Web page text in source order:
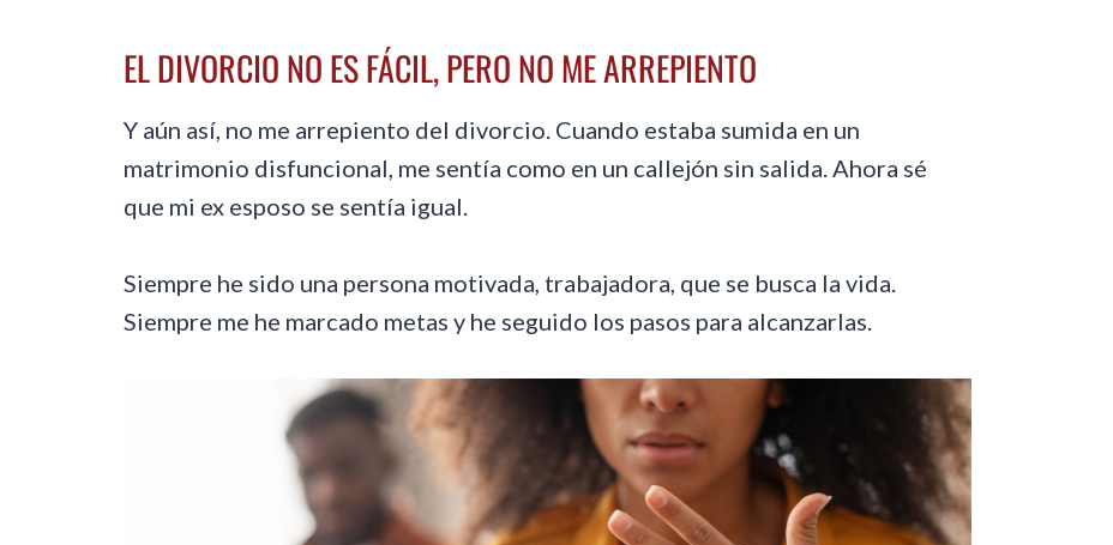
EL DIVORCIO NO ES FÁCIL, PERO NO ME ARREPIENTO
Y aún así, no me arrepiento del divorcio. Cuando estaba sumida en un
matrimonio disfuncional, me sentía como en un callejón sin salida. Ahora sé
que mi ex esposo se sentía igual.
Siempre he sido una persona motivada, trabajadora, que se busca la vida.
Siempre me he marcado metas y he seguido los pasos para alcanzarlas.